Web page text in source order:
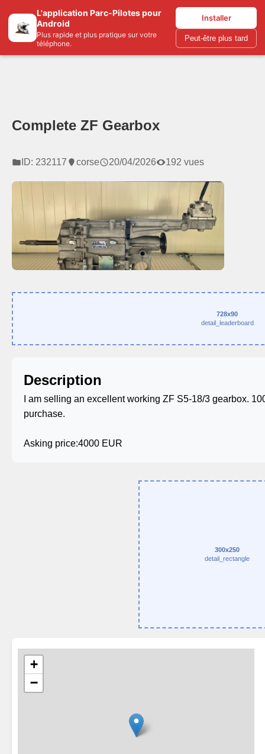
L'application Parc-Pilotes pour
Android
Plus rapide et plus pratique sur votre
téléphone.
Installer
Peut-être plus tard
Parc-pilotes.com
Complete ZF Gearbox
ID: 232117 corse 20/04/2026 192 vues
728x90
detail_leaderboard
Description
I am selling an excellent working ZF S5-18/3 gearbox.
purchase.
Asking price:4000 EUR
300x250
detail_rectangle